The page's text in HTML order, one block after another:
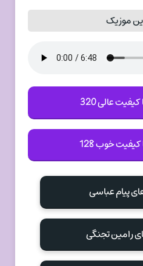
موزیک
عالی 320
خوب 128
پیام عباسی
رامین تجنگی